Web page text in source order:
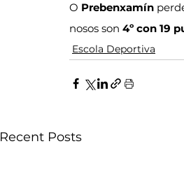
O Prebenxamín
nosos son 4º con 19
Escola Deportiva
Recent Posts